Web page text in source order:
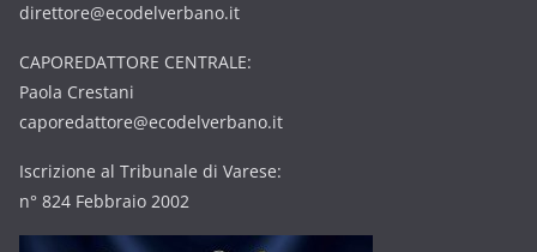
direttore@ecodelverbano.it
CAPOREDATTORE CENTRALE:
Paola Crestani
caporedattore@ecodelverbano.it
Iscrizione al Tribunale di Varese:
n° 824 Febbraio 2002